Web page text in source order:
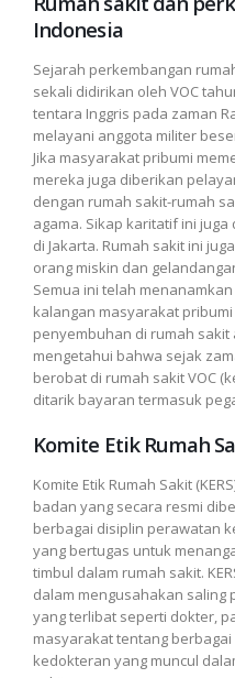
Indonesia
Sejarah perkembangan
sekali didirikan oleh VOC
tentara Inggris pada zaman
melayani anggota militer
Jika masyarakat pribumi
mereka juga diberikan
dengan rumah sakit-rumah
agama. Sikap karitatif ini
di Jakarta. Rumah sakit ini
orang miskin dan
Semua ini telah
kalangan masyarakat
penyembuhan di rumah
mengetahui bahwa sejak
berobat di rumah sakit VOC
ditarik bayaran termasuk
Komite Etik Rumah
Komite Etik Rumah Sakit
badan yang secara resmi
berbagai disiplin perawatan
yang bertugas untuk
timbul dalam rumah sakit.
dalam mengusahakan
yang terlibat seperti dokter,
masyarakat tentang
kedokteran yang muncul